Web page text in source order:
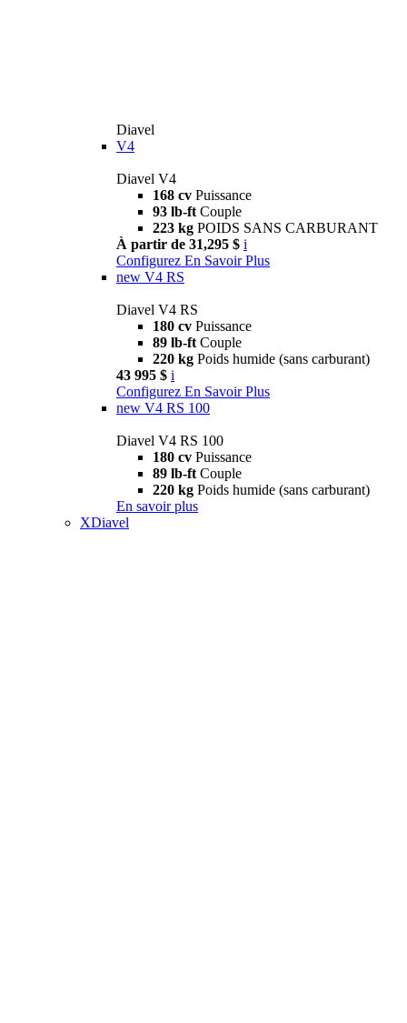
Diavel
V4
Diavel V4
168 cv Puissance
93 lb-ft Couple
223 kg POIDS SANS CARBURANT
À partir de 31,295 $ i
Configurez En Savoir Plus
new V4 RS
Diavel V4 RS
180 cv Puissance
89 lb-ft Couple
220 kg Poids humide (sans carburant)
43 995 $ i
Configurez En Savoir Plus
new V4 RS 100
Diavel V4 RS 100
180 cv Puissance
89 lb-ft Couple
220 kg Poids humide (sans carburant)
En savoir plus
XDiavel